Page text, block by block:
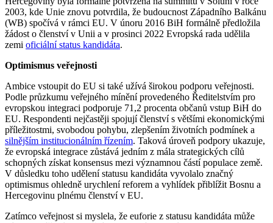
2003, kde Unie znovu potvrdila, že budoucnost Západního Balkánu
(WB) spočívá v rámci EU. V únoru 2016 BiH formálně předložila
žádost o členství v Unii a v prosinci 2022 Evropská rada udělila
zemi oficiální status kandidáta.
Optimismus veřejnosti
Ambice vstoupit do EU si také užívá širokou podporu veřejnosti.
Podle průzkumu veřejného mínění provedeného Ředitelstvím pro
evropskou integraci podporuje 71,2 procenta občanů vstup BiH do
EU. Respondenti nejčastěji spojují členství s většími ekonomickými
příležitostmi, svobodou pohybu, zlepšením životních podmínek a
silnějším institucionálním řízením. Taková úroveň podpory ukazuje,
že evropská integrace zůstává jedním z mála strategických cílů
schopných získat konsensus mezi významnou částí populace země.
V důsledku toho udělení statusu kandidáta vyvolalo značný
optimismus ohledně urychlení reforem a vyhlídek přiblížit Bosnu a
Hercegovinu plnému členství v EU.
Zatímco veřejnost si myslela, že euforie z statusu kandidáta může